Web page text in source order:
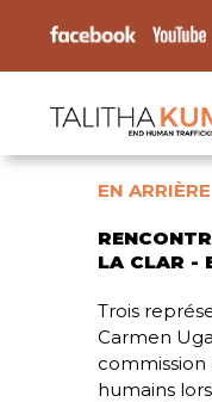
EN ARRIÈRE
LA CLAR -
Trois
Carmen
humains